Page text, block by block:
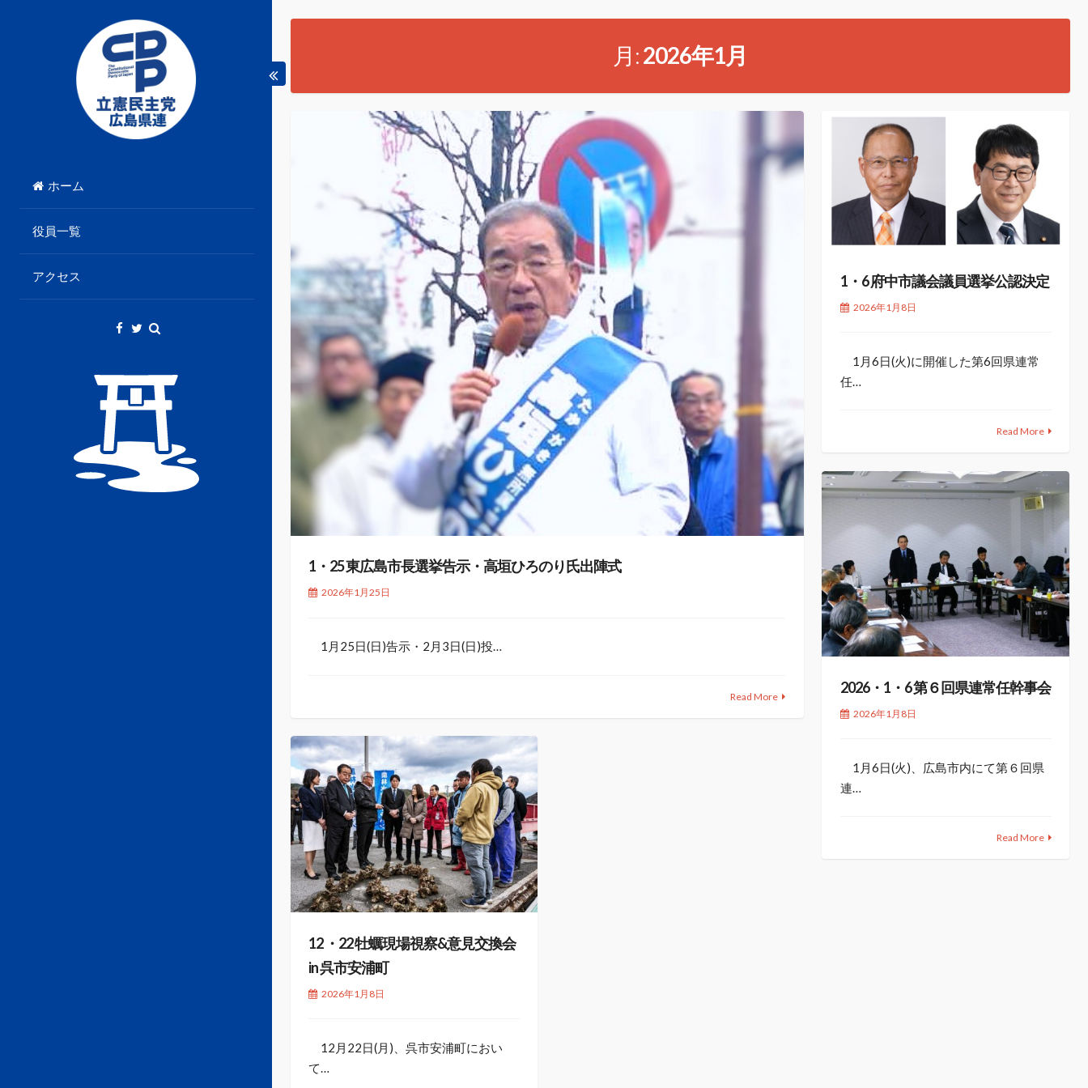
連合会
ホーム
役員一覧
アクセス
月:2026年1月
1・25 東広島市長選挙告示・高垣ひろのり氏出陣式
2026年1月25日
1月25日(日)告示・2月3日(日)投…
Read More
1・6 府中市議会議員選挙公認決定
2026年1月8日
1月6日(火)に開催した第6回県連常
任…
Read More
2026・1・6 第６回県連常任幹事会
2026年1月8日
1月6日(火)、広島市内にて第６回県
連…
Read More
12 ・22 牡蠣現場視察&意見交換会
in 呉市安浦町
2026年1月8日
12月22日(月)、呉市安浦町におい
て…